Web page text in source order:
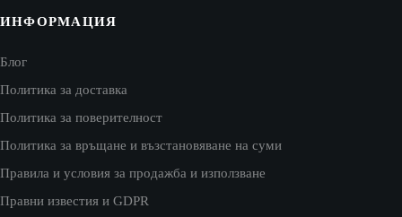
ИНФОРМАЦИЯ
Блог
Политика за доставка
Политика за поверителност
Политика за връщане и възстановяване на суми
Правила и условия за продажба и използване
Правни известия и GDPR